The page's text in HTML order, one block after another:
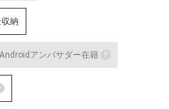
ォン・タブレット教室 を開催して
明・修理などのアフターサ
いのある方のサポートが可
通訳応対
電話サービスで外国語通訳可能なス
ちら
納
語スタッフ応対
をご希望される場合は事前に店舗
Androidアンバサダー在籍